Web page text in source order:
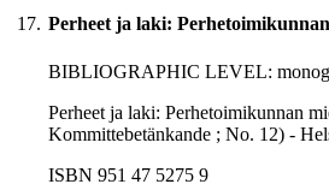
17. Perheet ja laki:
BIBLIOGRAPHIC LEVEL:
Perheet ja laki: Perhetoimikunnan
Kommittebetänkande ; No. 12) -
ISBN 951 47 5275 9